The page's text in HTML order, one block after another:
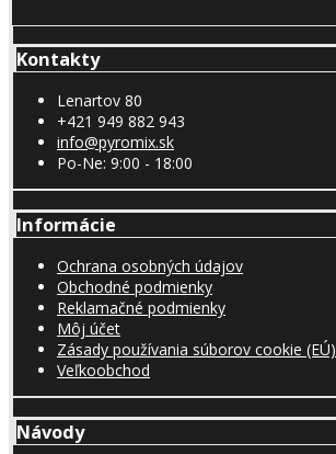
Kontakty
Lenartov 80
+421 949 882 943
info@pyromix.sk
Po-Ne: 9:00 - 18:00
Informácie
Ochrana osobných údajov
Obchodné podmienky
Reklamačné podmienky
Môj účet
Zásady používania súborov cookie (EÚ)
Veľkoobchod
Návody